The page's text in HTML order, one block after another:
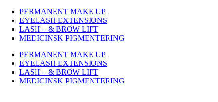
PERMANENT MAKE UP
EYELASH EXTENSIONS
LASH – & BROW LIFT
MEDICINSK PIGMENTERING
PERMANENT MAKE UP
EYELASH EXTENSIONS
LASH – & BROW LIFT
MEDICINSK PIGMENTERING